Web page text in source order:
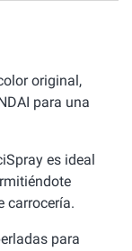
original,
para una
es ideal
carrocería.
para